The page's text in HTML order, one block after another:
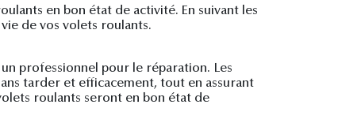
en bon état de activité. En suivant les
de vos volets roulants.
professionnel pour le réparation. Les
tarder et efficacement, tout en assurant
roulants seront en bon état de